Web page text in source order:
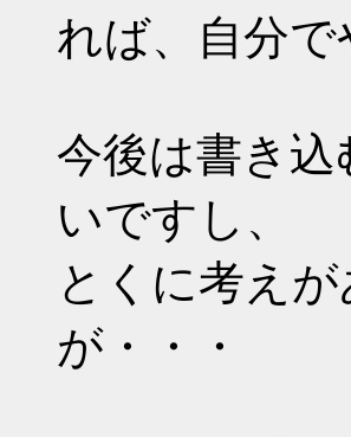
れば、自分
今後は書き
いですし、
とくに考え
が・・・